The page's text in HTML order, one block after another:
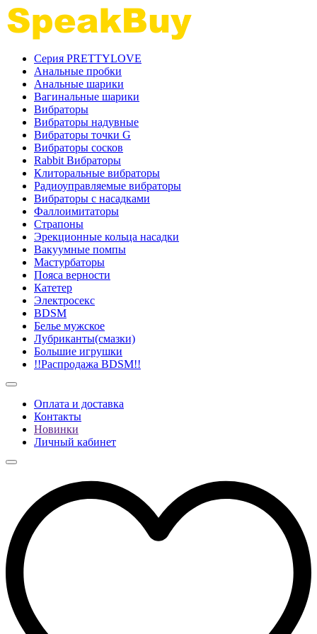
Серия PRETTYLOVE
Анальные пробки
Анальные шарики
Вагинальные шарики
Вибраторы
Вибраторы надувные
Вибраторы точки G
Вибраторы сосков
Rabbit Вибраторы
Клиторальные вибраторы
Радиоуправляемые вибраторы
Вибраторы с насадками
Фаллоимитаторы
Страпоны
Эрекционные кольца насадки
Вакуумные помпы
Мастурбаторы
Пояса верности
Катетер
Электросекс
BDSM
Белье мужское
Лубриканты(смазки)
Большие игрушки
!!Распродажа BDSM!!
Оплата и доставка
Контакты
Новинки
Личный кабинет